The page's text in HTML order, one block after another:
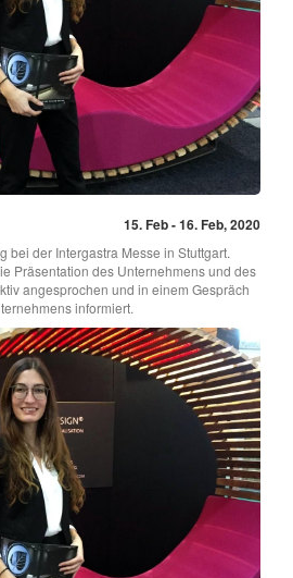
15. Feb - 16. Feb, 2020
bei der Intergastra Messe in Stuttgart.
Präsentation des Unternehmens und des
angesprochen und in einem Gespräch
informiert.